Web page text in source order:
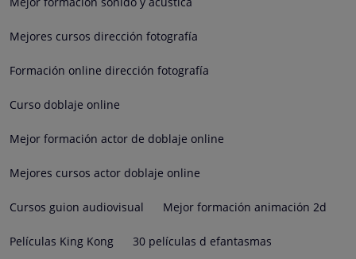
Mejores cursos dirección fotografía
Formación online dirección fotografía
Curso doblaje online
Mejor formación actor de doblaje online
Mejores cursos actor doblaje online
Cursos guion audiovisual Mejor formación animación 2d
Películas King Kong 30 películas d efantasmas